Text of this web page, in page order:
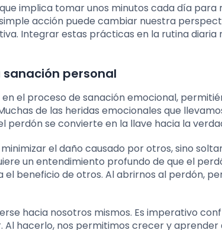
implica tomar unos minutos cada día para
acción puede cambiar nuestra
Integrar estas prácticas en la rutina diaria
sanación personal
el proceso de sanación emocional,
de las heridas emocionales que
perdón se convierte en la llave hacia la
el daño causado por otros, sino
un entendimiento profundo de que el
el beneficio de otros. Al abrirnos al perdón,
hacia nosotros mismos. Es imperativo
Al hacerlo, nos permitimos crecer y